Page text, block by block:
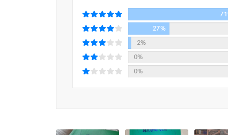
여름날의 폭염만큼이나 타인에 대한 집단적 분
도 돌팔매질을 당한다. 완벽하게 고결한 동기에
--- p.108~109
대한민국의 모든 법률은 최고법인 헌법에 의거
계층이 아닌 ‘모든 인간’의 존엄성이다. 그러나
27%
2%
0%
0%